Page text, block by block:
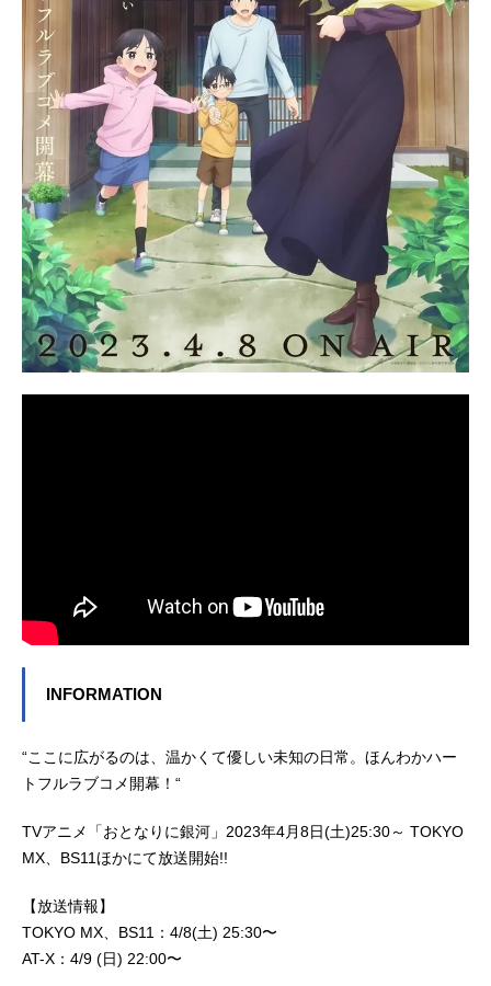
INFORMATION
“ここに広がるのは、温かくて優しい未知の日常。ほんわかハー
トフルラブコメ開幕！“
TVアニメ「おとなりに銀河」2023年4月8日(土)25:30～ TOKYO
MX、BS11ほかにて放送開始!!
【放送情報】
TOKYO MX、BS11：4/8(土) 25:30〜
AT-X：4/9 (日) 22:00〜